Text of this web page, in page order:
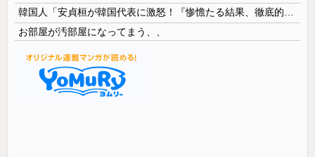
お部屋が汚部屋になってまう、、